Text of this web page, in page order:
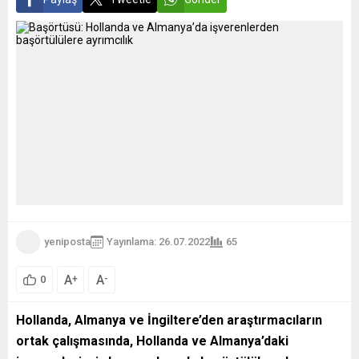
yeniposta Yayınlama: 26.07.2022 65
0 A+ A-
Hollanda, Almanya ve İngiltere’den araştırmacıların
ortak çalışmasında, Hollanda ve Almanya’daki